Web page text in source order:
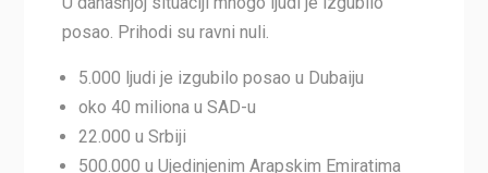
posao. Prihodi su ravni nuli.
5.000 ljudi je izgubilo posao u Dubaiju
oko 40 miliona u SAD-u
22.000 u Srbiji
500.000 u Ujedinjenim Arapskim Emiratima